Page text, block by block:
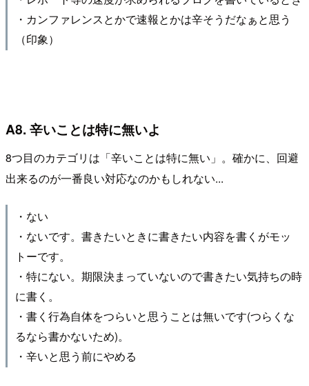
・カンファレンスとかで速報とかは辛そうだなぁと思う
（印象）
A8. 辛いことは特に無いよ
8つ目のカテゴリは「辛いことは特に無い」。確かに、回避
出来るのが一番良い対応なのかもしれない...
・ない
・ないです。書きたいときに書きたい内容を書くがモッ
トーです。
・特にない。期限決まっていないので書きたい気持ちの時
に書く。
・書く行為自体をつらいと思うことは無いです(つらくな
るなら書かないため)。
・辛いと思う前にやめる